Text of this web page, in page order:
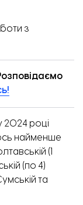
з
2024 році
найменше
(1
(по 4)
та